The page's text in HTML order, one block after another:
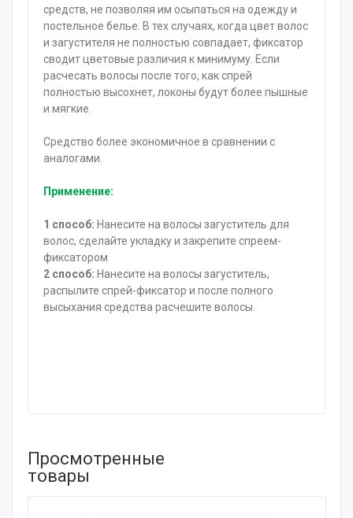
средств, не позволяя им осыпаться на одежду и
постельное белье. В тех случаях, когда цвет волос
и загустителя не полностью совпадает, фиксатор
сводит цветовые различия к минимуму. Если
расчесать волосы после того, как спрей
полностью высохнет, локоны будут более пышные
и мягкие.
Средство более экономичное в сравнении с
аналогами.
Применение:
1 способ: Нанесите на волосы загуститель для
волос, сделайте укладку и закрепите спреем-
фиксатором
2 способ: Нанесите на волосы загуститель,
распылите спрей-фиксатор и после полного
высыхания средства расчешите волосы.
Просмотренные
товары